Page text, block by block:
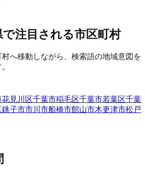
注目される市区町村
へ移動しながら、検索語の地域意図を
見川区千葉市稲毛区千葉市若葉区千葉
銚子市市川市船橋市館山市木更津市松戸